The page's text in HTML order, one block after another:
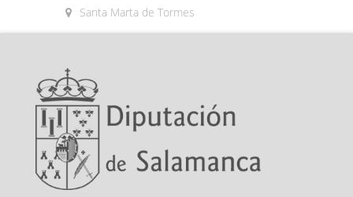
Santa Marta de Tormes